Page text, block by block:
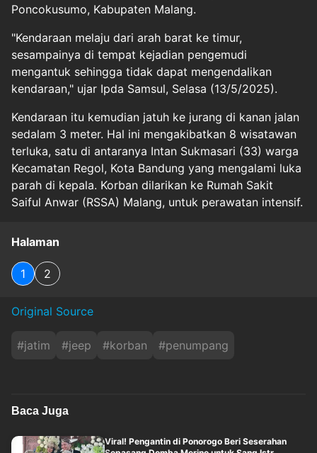
Poncokusumo, Kabupaten Malang.
"Kendaraan melaju dari arah barat ke timur,
sesampainya di tempat kejadian pengemudi
mengantuk sehingga tidak dapat mengendalikan
kendaraan," ujar Ipda Samsul, Selasa (13/5/2025).
Kendaraan itu kemudian jatuh ke jurang di kanan jalan
sedalam 3 meter. Hal ini mengakibatkan 8 wisatawan
terluka, satu di antaranya Intan Sukmasari (33) warga
Kecamatan Regol, Kota Bandung yang mengalami luka
parah di kepala. Korban dilarikan ke Rumah Sakit
Saiful Anwar (RSSA) Malang, untuk perawatan intensif.
Halaman
1 2
Original Source
#jatim #jeep #korban #penumpang
Baca Juga
Viral! Pengantin di Ponorogo Beri Seserahan